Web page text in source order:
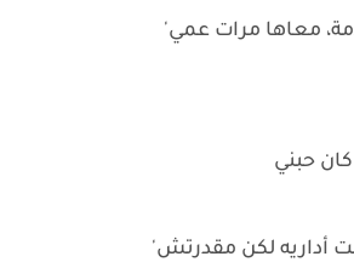
معاها مرات عمي'
حبني
أداريه لكن مقدرتش'